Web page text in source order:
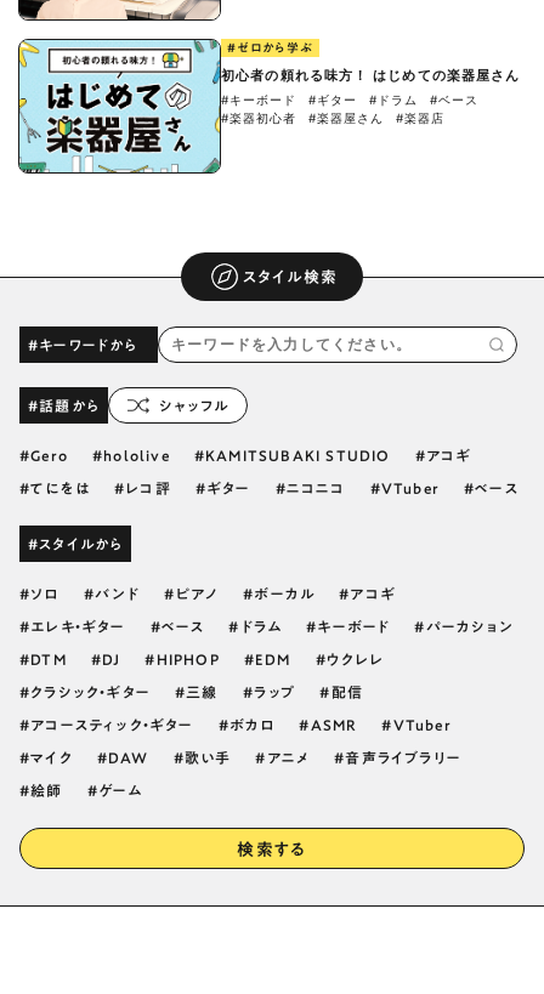
#ゼロから学ぶ
初心者の頼れる味方！ はじめての楽器屋さん
#キーボード #ギター #ドラム
#ベース
#楽器初心者
#楽器屋さん #楽器店
スタイル検索
#キーワードから
#話題から シャッフル
Gero hololive KAMITSUBAKI STUDIO アコギ
てにをは レコ評 ギター ニコニコ VTuber ベース
#スタイルから
ソロ バンド ピアノ ボーカル アコギ
エレキ・ギター ベース ドラム キーボード パーカション
DTM DJ HIPHOP EDM ウクレレ
クラシック・ギター 三線 ラップ 配信
アコースティック・ギター ボカロ ASMR VTuber
マイク DAW 歌い手 アニメ 音声ライブラリー
絵師 ゲーム
検索する